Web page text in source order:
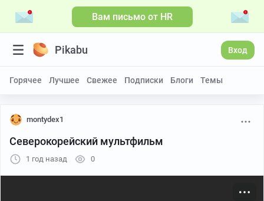
Вам письмо от HR
Pikabu Вход
Горячее Лучшее Свежее Подписки Блоги Темы
montydex1
Северокорейский мультфильм
1 год назад 0
Больше видео